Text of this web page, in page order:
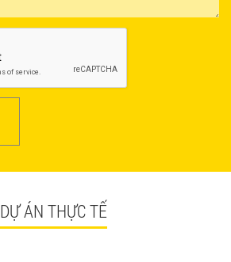
BÀN CAFE BCF01 GIÁ RẺ - MÃ SỐ: BCF01
650.000 VNĐ
DỰ ÁN THỰC TẾ